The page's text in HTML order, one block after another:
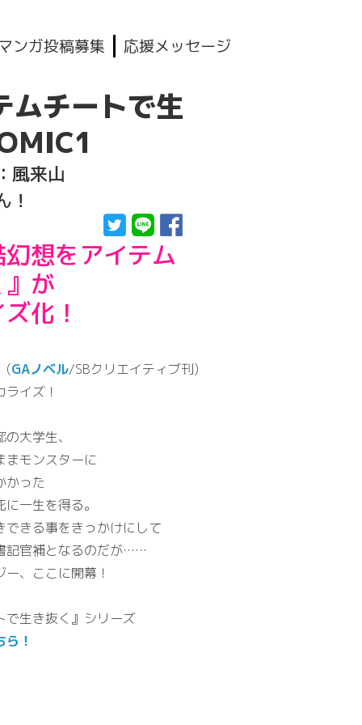
マンガ投稿募集 応援メッセージ
ムチートで生
風来山
！
想をアイテム
が
化！
(GAノベル/SBクリエイティブ刊)
イズ！
大学生、
まモンスターに
かった
一生を得る。
きる事をきっかけにして
記官補となるのだが……
、ここに開幕！
生き抜く』シリーズ
ら！